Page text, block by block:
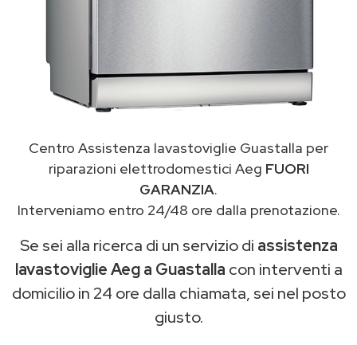
Centro Assistenza lavastoviglie Guastalla per
riparazioni elettrodomestici Aeg FUORI
GARANZIA.
Interveniamo entro 24/48 ore dalla prenotazione.
Se sei alla ricerca di un servizio di assistenza
lavastoviglie Aeg a Guastalla con interventi a
domicilio in 24 ore dalla chiamata, sei nel posto
giusto.